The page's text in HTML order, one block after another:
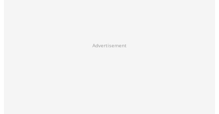
Advertisement